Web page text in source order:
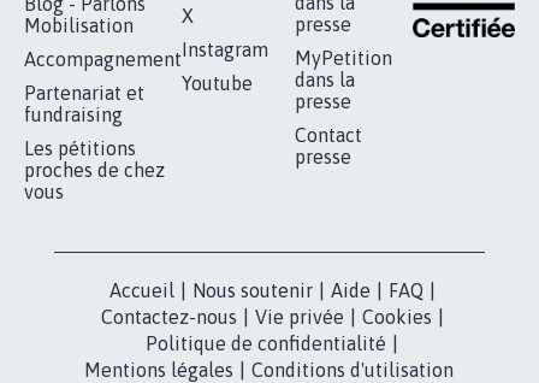
Mobilisation
Accompagnement
Partenariat et
fundraising
Les pétitions
proches de chez
vous
X
Instagram
Youtube
presse
MyPetition
dans la
presse
Contact
presse
Accueil Nous soutenir Aide FAQ
Contactez-nous
Vie privée Cookies
Politique de confidentialité
Mentions légales
Conditions d'utilisation